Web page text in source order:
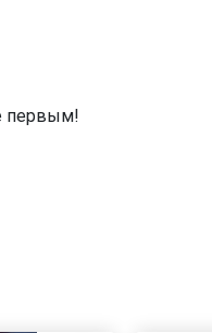
первым!